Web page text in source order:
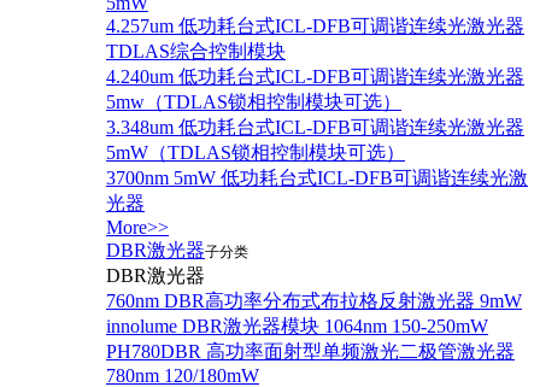
4.257um 低功耗台式ICL-DFB可调谐连续光激光器
TDLAS综合控制模块
4.240um 低功耗台式ICL-DFB可调谐连续光激光器
5mw（TDLAS锁相控制模块可选）
3.348um 低功耗台式ICL-DFB可调谐连续光激光器
5mW（TDLAS锁相控制模块可选）
3700nm 5mW 低功耗台式ICL-DFB可调谐连续光激
光器
More>>
DBR激光器子分类
DBR激光器
760nm DBR高功率分布式布拉格反射激光器 9mW
innolume DBR激光器模块 1064nm 150-250mW
PH780DBR 高功率面射型单频激光二极管激光器
780nm 120/180mW